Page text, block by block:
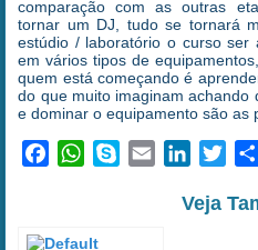
comparação com as outras
tornar um DJ, tudo se tornará
estúdio / laboratório o curso ser
em vários tipos de
quem está começando é
do que muito imaginam achando
e dominar o equipamento são as
FacebookWhatsApp
Skype Email LinkedIn
Veja